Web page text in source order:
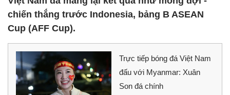
chiến thắng trước Indonesia, bảng B ASEAN
Cup (AFF Cup).
Trực tiếp bóng đá Việt Nam
đấu với Myanmar: Xuân
Son đá chính